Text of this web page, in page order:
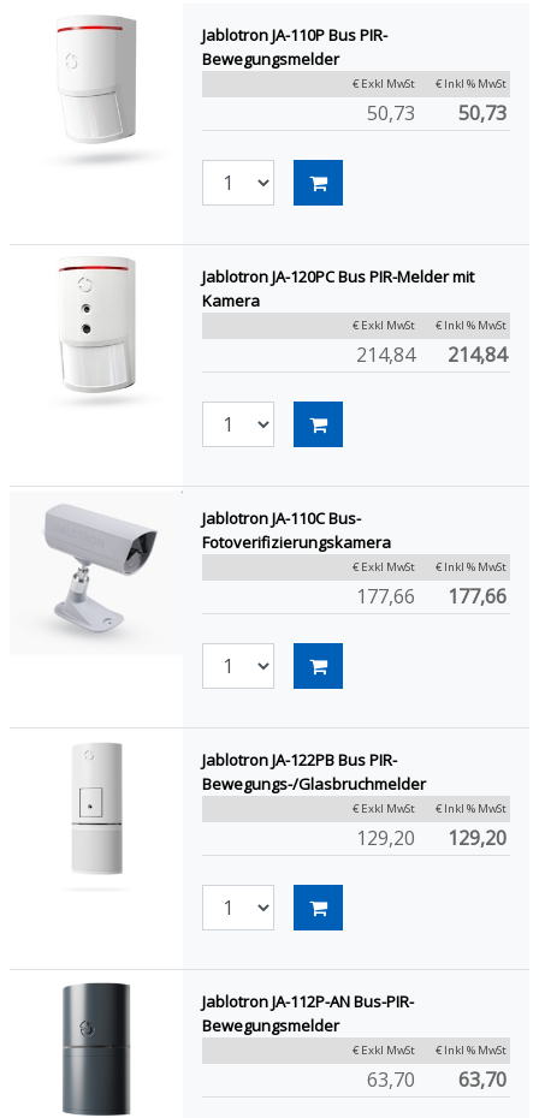
Jablotron JA-110P Bus PIR-
Bewegungsmelder
€ Exkl MwSt € Inkl % MwSt
50,73 50,73
Jablotron JA-120PC Bus PIR-Melder mit
Kamera
€ Exkl MwSt € Inkl % MwSt
214,84 214,84
Jablotron JA-110C Bus-
Fotoverifizierungskamera
€ Exkl MwSt € Inkl % MwSt
177,66 177,66
Jablotron JA-122PB Bus PIR-
Bewegungs-/Glasbruchmelder
€ Exkl MwSt € Inkl % MwSt
129,20 129,20
Jablotron JA-112P-AN Bus-PIR-
Bewegungsmelder
€ Exkl MwSt € Inkl % MwSt
63,70 63,70